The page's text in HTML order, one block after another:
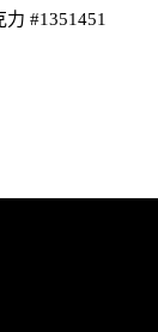
#1351451